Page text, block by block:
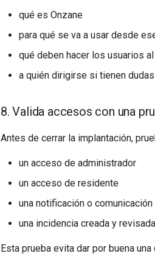
qué es Onzane
para qué se va a usar desde
qué deben hacer los usuarios
a quién dirigirse si tienen dudas
8. Valida accesos con una
Antes de cerrar la implantación,
un acceso de administrador
un acceso de residente
una notificación o comunicación
una incidencia creada y revisada
Esta prueba evita dar por buena